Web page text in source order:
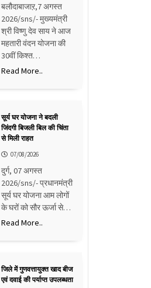
बलौदाबाजाऱ,7 अगस्त
2026/sns/- मुख्यमंत्री
श्री विष्णु देव साय ने आज
महतारी वंदन योजना की
30वीं किश्त…
Read More..
सूर्य घर योजना ने बदली
जिंदगी बिजली बिल की चिंता
से मिली राहत
07/08/2026
दुर्ग, 07 अगस्त
2026/sns/- प्रधानमंत्री
सूर्य घर योजना आम लोगों
के घरों को सौर ऊर्जा से…
Read More..
जिले में गुणवत्तायुक्त खाद बीज
एवं दवाई की पर्याप्त उपलब्धता